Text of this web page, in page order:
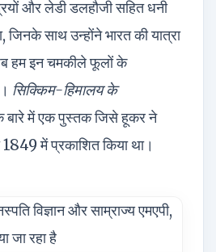
और लेडी डलहौजी सहित धनी
जिनके साथ उन्होंने भारत की यात्रा
हम इन चमकीले फूलों के
सिक्किम-हिमालय के
बारे में एक पुस्तक जिसे हूकर ने
में प्रकाशित किया था।